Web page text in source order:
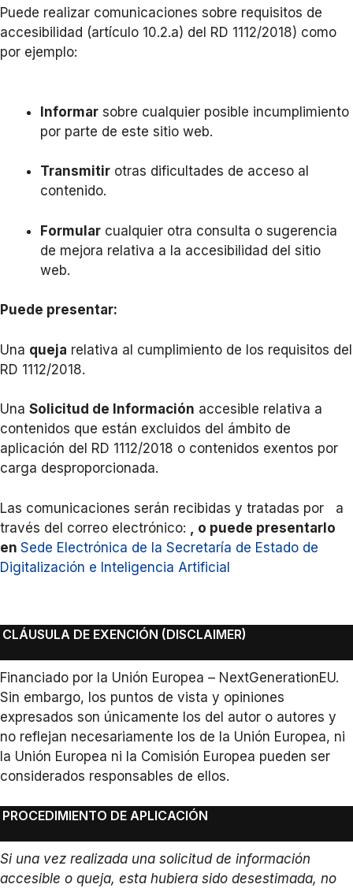
Puede realizar comunicaciones sobre requisitos de
accesibilidad (artículo 10.2.a) del RD 1112/2018) como
por ejemplo:
Informar sobre cualquier posible incumplimiento
por parte de este sitio web.
Transmitir otras dificultades de acceso al
contenido.
Formular cualquier otra consulta o sugerencia
de mejora relativa a la accesibilidad del sitio
web.
Puede presentar:
Una queja relativa al cumplimiento de los requisitos del
RD 1112/2018.
Una Solicitud de Información accesible relativa a
contenidos que están excluidos del ámbito de
aplicación del RD 1112/2018 o contenidos exentos por
carga desproporcionada.
Las comunicaciones serán recibidas y tratadas por
a
través del correo electrónico:
, o puede presentarlo
en Sede Electrónica de la Secretaría de Estado de
Digitalización e Inteligencia Artificial
CLÁUSULA DE EXENCIÓN (DISCLAIMER)
Financiado por la Unión Europea – NextGenerationEU.
Sin embargo, los puntos de vista y opiniones
expresados son únicamente los del autor o autores y
no reflejan necesariamente los de la Unión Europea, ni
la Unión Europea ni la Comisión Europea pueden ser
considerados responsables de ellos.
PROCEDIMIENTO DE APLICACIÓN
Si una vez realizada una solicitud de información
accesible o queja, esta hubiera sido desestimada, no